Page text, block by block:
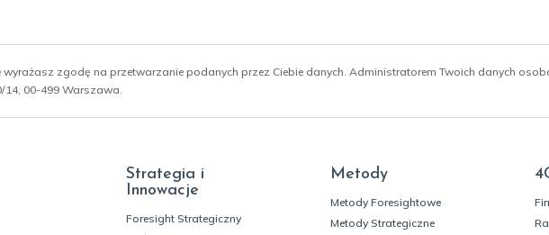
zgodę na przetwarzanie podanych przez Ciebie danych. Administratorem Twoich danych
14, 00-499 Warszawa.
Strategia i
Innowacje
Foresight Strategiczny
Metody
Metody Foresightowe
Metody Strategiczne